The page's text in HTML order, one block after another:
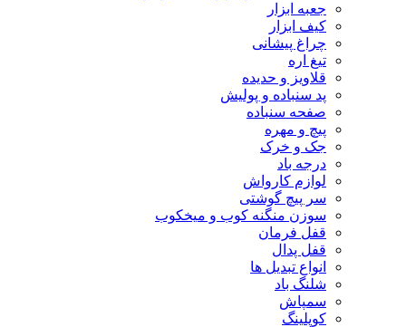
جعبه ابزار
کیف ابزار
چراغ پیشانی
تیغ اره
قلاویز و حدیده
پد سنباده و پولیش
صفحه سنباده
پیچ و مهره
جک و خرک
درجه باد
لوازم کارواش
سر پیچ گوشتی
سوزن منگنه کوب و میخکوب
قفل فرمان
قفل پدال
انواع تبدیل ها
شلنگ باد
سمپاش
کوپلینگ